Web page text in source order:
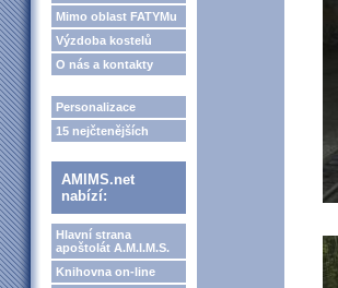
Mimo oblast FATYMu
Výzdoba kostelů
O nás a kontakty
Personalizace
15 nejčtenějších
AMIMS.net
nabízí:
Hlavní strana
apoštolát A.M.I.M.S.
Knihovna on-line